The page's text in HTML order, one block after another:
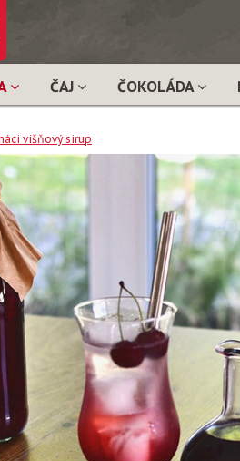
ČAJ ČOKOLÁDA
višňový sirup